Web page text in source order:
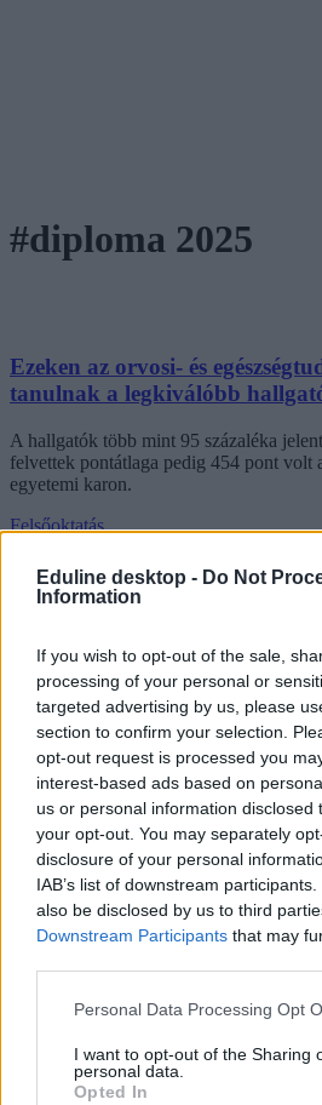
Eduline desktop - Do Not
Information
If you wish to opt-out of the sale,
processing of your personal or
targeted advertising by us, please
section to confirm your selection.
opt-out request is processed you
interest-based ads based on
us or personal information disclosed
your opt-out. You may separately
disclosure of your personal
IAB’s list of downstream
also be disclosed by us to third
Downstream Participants that may
Personal Data Processing Opt
I want to opt-out of the Sharing
personal data.
Opted In
#diploma 2025
Ezeken az orvosi- és
tanulnak a legkiválóbb
A hallgatók több mint 95 százaléka
felvettek pontátlaga pedig 454 pont volt
egyetemi karon.
Felsőoktatás
A dobogóig repítette Krausz
itt a HVG 2025-ös oktatói
Felkerült a dobogóra a BME,
triplázás a kilencediken. Mutatjuk a
részrangsorának első tíz helyezettjét,
Felsőoktatás
Székács Linda